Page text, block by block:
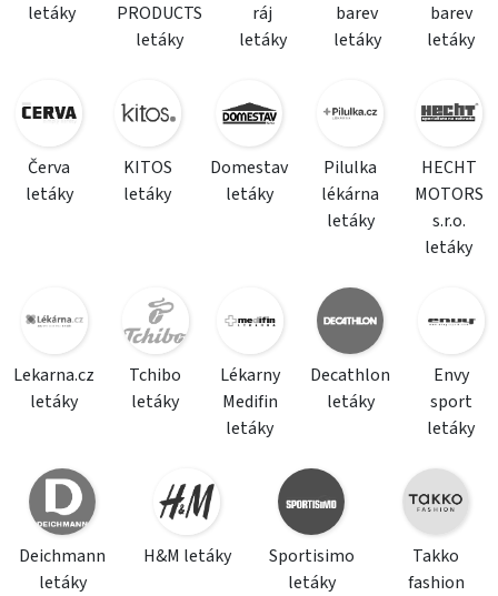
letáky
PRODUCTS
letáky
ráj
letáky
barev
letáky
barev
letáky
Červa
letáky
KITOS
letáky
Domestav
letáky
Pilulka
lékárna
letáky
HECHT
MOTORS
s.r.o.
letáky
Lekarna.cz
letáky
Tchibo
letáky
Lékarny
Medifin
letáky
Decathlon
letáky
Envy
sport
letáky
Deichmann
letáky
H&M letáky
Sportisimo
letáky
Takko
fashion